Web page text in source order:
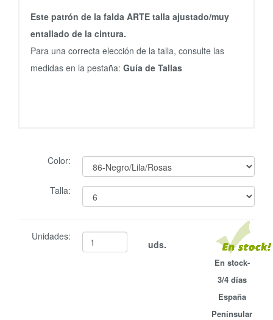
Este patrón de la falda ARTE talla ajustado/muy
entallado de la cintura.
Para una correcta elección de la talla, consulte las
medidas en la pestaña: Guía de Tallas
Color:
Talla:
Unidades:
uds.
En stock-
3/4 días
España
Penínsular